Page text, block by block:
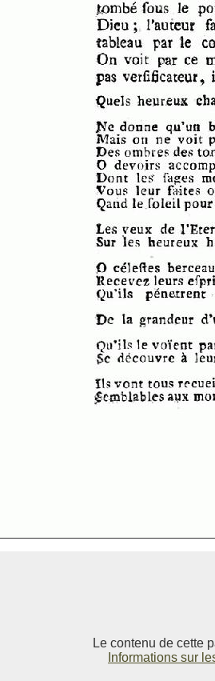
Le contenu de cette
Informations sur